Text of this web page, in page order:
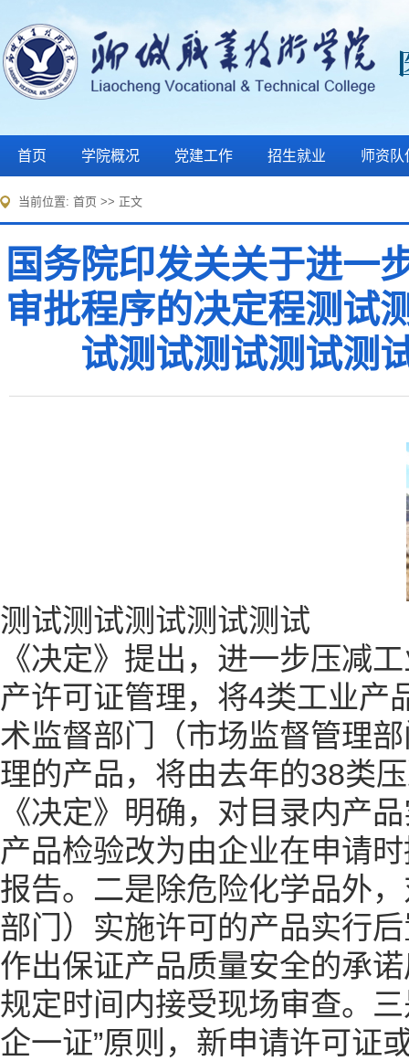
首页 学院概况 党建工作 招生就业 师资队
当前位置: 首页 >> 正文
国务院印发关关于进一
审批程序的决定程测试
试测试测试测试测
测试测试测试测试测试
《决定》提出，进一步压减
产许可证管理，将4类工业产
术监督部门（市场监督管理
理的产品，将由去年的38类
《决定》明确，对目录内产
产品检验改为由企业在申请
报告。二是除危险化学品外
部门）实施许可的产品实行
作出保证产品质量安全的承
规定时间内接受现场审查。
企一证”原则，新申请许可证